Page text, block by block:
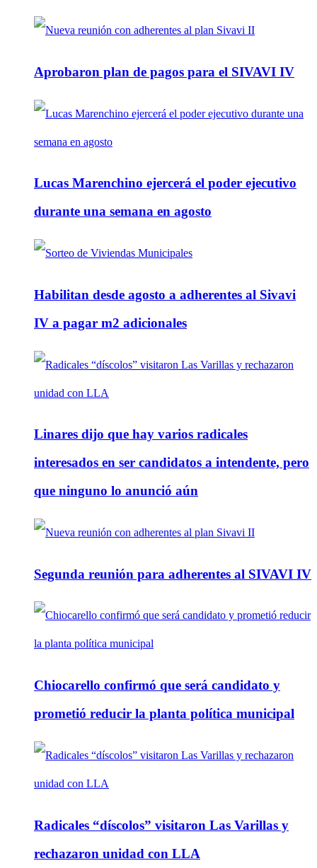
Aprobaron plan de pagos para el SIVAVI IV
Lucas Marenchino ejercerá el poder ejecutivo
durante una semana en agosto
Habilitan desde agosto a adherentes al Sivavi
IV a pagar m2 adicionales
Linares dijo que hay varios radicales
interesados en ser candidatos a intendente, pero
que ninguno lo anunció aún
Segunda reunión para adherentes al SIVAVI IV
Chiocarello confirmó que será candidato y
prometió reducir la planta política municipal
Radicales “díscolos” visitaron Las Varillas y
rechazaron unidad con LLA